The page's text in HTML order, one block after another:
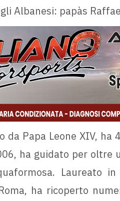
Albanesi: papàs
Papa Leone XIV, ha
ha guidato per oltre
Laureato
ha ricoperto